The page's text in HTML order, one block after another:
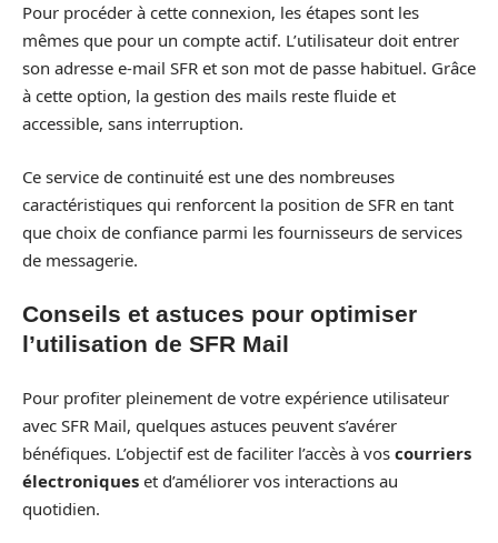
Pour procéder à cette connexion, les étapes sont les
mêmes que pour un compte actif. L’utilisateur doit entrer
son adresse e-mail SFR et son mot de passe habituel. Grâce
à cette option, la gestion des mails reste fluide et
accessible, sans interruption.
Ce service de continuité est une des nombreuses
caractéristiques qui renforcent la position de SFR en tant
que choix de confiance parmi les fournisseurs de services
de messagerie.
Conseils et astuces pour optimiser
l’utilisation de SFR Mail
Pour profiter pleinement de votre expérience utilisateur
avec SFR Mail, quelques astuces peuvent s’avérer
bénéfiques. L’objectif est de faciliter l’accès à vos courriers
électroniques et d’améliorer vos interactions au
quotidien.